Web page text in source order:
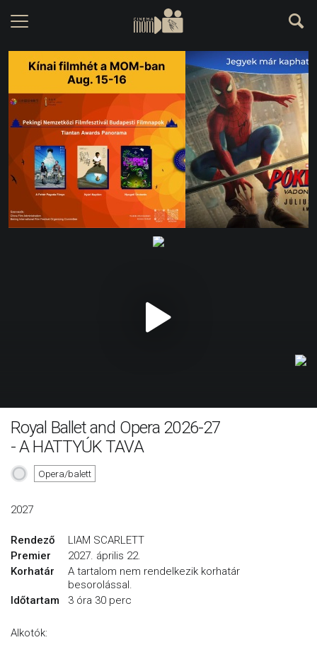
Royal Ballet and Opera 2026-27
- A HATTYÚK TAVA
Opera/balett
2027
Rendező
LIAM SCARLETT
Premier
2027. április 22.
Korhatár
A tartalom nem rendelkezik korhatár
besorolással.
Időtartam
3 óra 30 perc
Alkotók: